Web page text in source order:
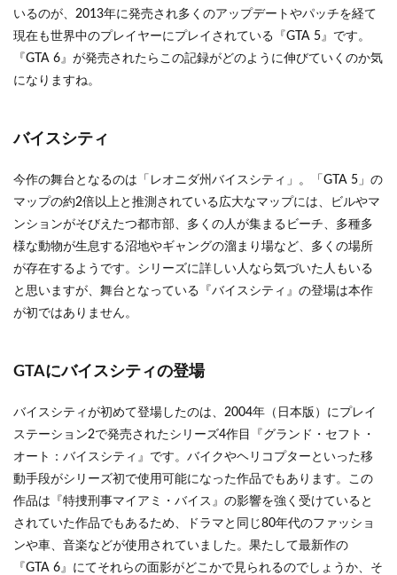
1.1
バイ
スシ
ティ
1.2
イス
ィの
登場
動物
の種
類
1.4
沼地
1.5
のバ
イス
シテ
ィの
ルは
フロ
リダ
2
いるのが、2013年に発売され多くのアップデートやパッチを経て
現在も世界中のプレイヤーにプレイされている『GTA 5』です。
『GTA 6』が発売されたらこの記録がどのように伸びていくのか気
になりますね。
バイスシティ
今作の舞台となるのは「レオニダ州バイスシティ」。「GTA 5」の
マップの約2倍以上と推測されている広大なマップには、ビルやマ
ンションがそびえたつ都市部、多くの人が集まるビーチ、多種多
様な動物が生息する沼地やギャングの溜まり場など、多くの場所
が存在するようです。シリーズに詳しい人なら気づいた人もいる
と思いますが、舞台となっている『バイスシティ』の登場は本作
が初ではありません。
GTAにバイスシティの登場
バイスシティが初めて登場したのは、2004年（日本版）にプレイ
ステーション2で発売されたシリーズ4作目『グランド・セフト・
オート：バイスシティ』です。バイクやヘリコプターといった移
動手段がシリーズ初で使用可能になった作品でもあります。この
作品は『特捜刑事マイアミ・バイス』の影響を強く受けていると
されていた作品でもあるため、ドラマと同じ80年代のファッショ
ンや車、音楽などが使用されていました。果たして最新作の
『GTA 6』にてそれらの面影がどこかで見られるのでしょうか、そ